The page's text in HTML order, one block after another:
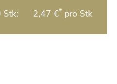
Stk: 2,47 €* pro Stk